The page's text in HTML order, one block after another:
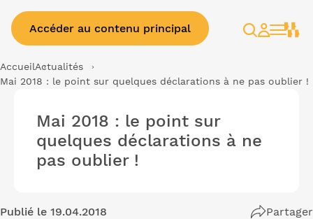
Accéder au contenu principal
Rechercher
Espace
AccueilActualités
Mai 2018 : le point sur quelques déclarations à ne pas oublier !
Mai 2018 : le point sur
quelques déclarations à ne
pas oublier !
Publié le 19.04.2018 Partager